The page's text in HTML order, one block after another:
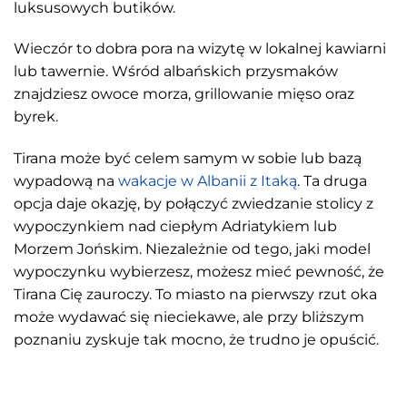
luksusowych butików.
Wieczór to dobra pora na wizytę w lokalnej kawiarni
lub tawernie. Wśród albańskich przysmaków
znajdziesz owoce morza, grillowanie mięso oraz
byrek.
Tirana może być celem samym w sobie lub bazą
wypadową na wakacje w Albanii z Itaką. Ta druga
opcja daje okazję, by połączyć zwiedzanie stolicy z
wypoczynkiem nad ciepłym Adriatykiem lub
Morzem Jońskim. Niezależnie od tego, jaki model
wypoczynku wybierzesz, możesz mieć pewność, że
Tirana Cię zauroczy. To miasto na pierwszy rzut oka
może wydawać się nieciekawe, ale przy bliższym
poznaniu zyskuje tak mocno, że trudno je opuścić.